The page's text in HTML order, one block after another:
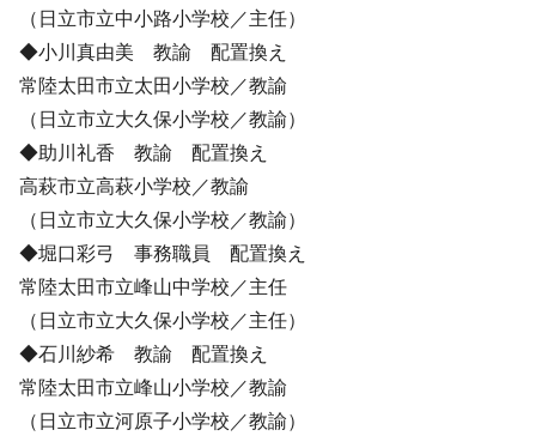
（日立市立中小路小学校／主任）
◆小川真由美 教諭 配置換え
常陸太田市立太田小学校／教諭
（日立市立大久保小学校／教諭）
◆助川礼香 教諭 配置換え
高萩市立高萩小学校／教諭
（日立市立大久保小学校／教諭）
◆堀口彩弓 事務職員 配置換え
常陸太田市立峰山中学校／主任
（日立市立大久保小学校／主任）
◆石川紗希 教諭 配置換え
常陸太田市立峰山小学校／教諭
（日立市立河原子小学校／教諭）